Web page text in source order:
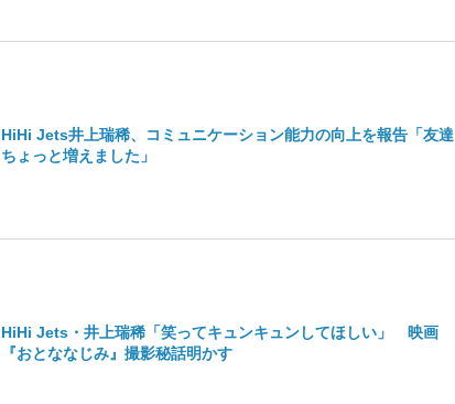
HiHi Jets井上瑞稀、コミュニケーション能力の向上を報告「友達
ちょっと増えました」
HiHi Jets・井上瑞稀「笑ってキュンキュンしてほしい」 映画
『おとななじみ』撮影秘話明かす